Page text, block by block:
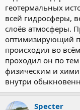
геотермальных
всей гидросферы,
слоёв атмосферы.
оптимизирующий
происходил во
проходил он по
физическим и
внутри
Specter